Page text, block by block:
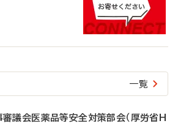
一覧
議会医薬品等安全対策部会（厚労省H